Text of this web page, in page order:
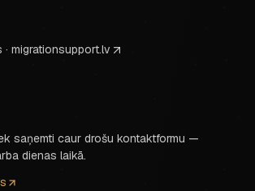
migrationsupport.lv
saņemti caur drošu kontaktformu —
dienas laikā.